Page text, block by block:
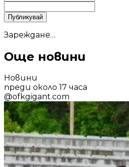
Публикувай
Зареждане…
Още новини
Новини
преди около 17 часа
@ofkgigant.com